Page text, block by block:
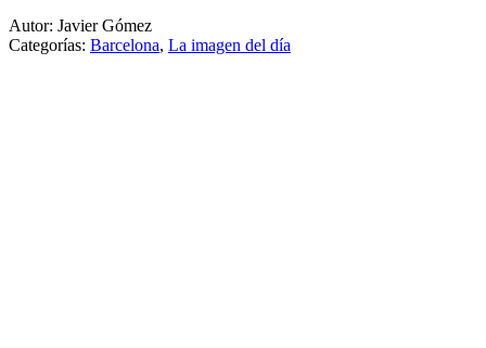
Autor: Javier Gómez
Categorías: Barcelona, La imagen del día